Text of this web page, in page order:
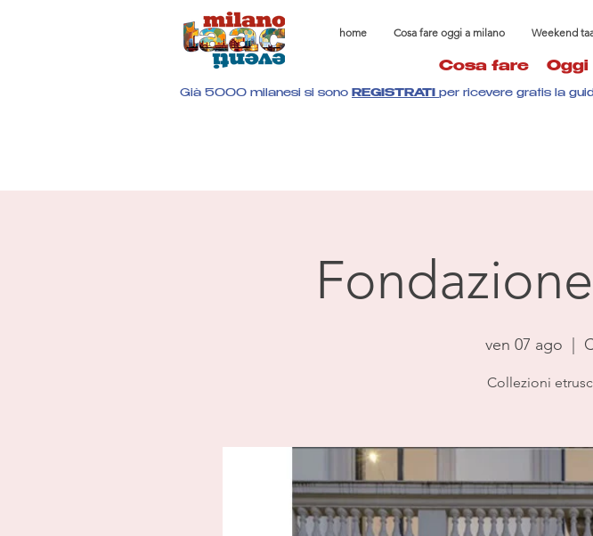
home Cosa fare oggi a milano Weekend
Cosa fare
Già 5000 milanesi si sono REGISTRATI per ricevere gratis la
ven 07 ago
Collezioni